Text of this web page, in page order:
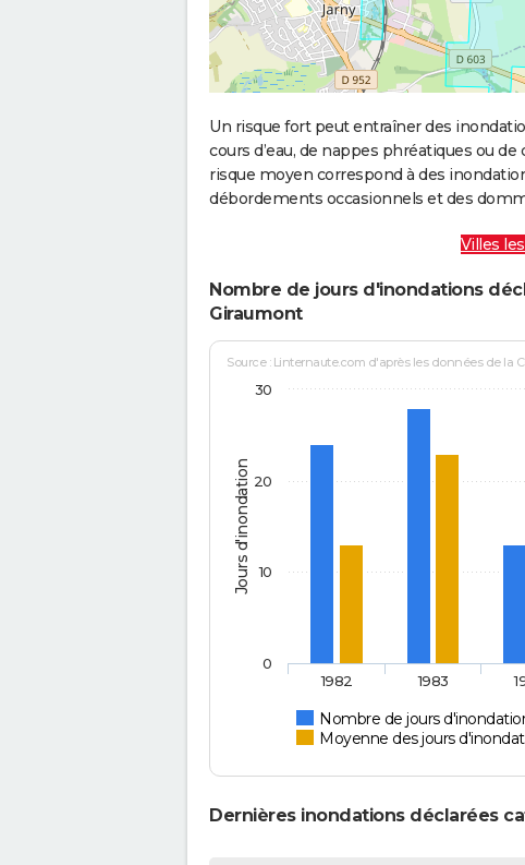
Un risque fort peut entraîner des
cours d’eau, de nappes phréatiques ou
risque moyen correspond à des
débordements occasionnels et des
Villes
Nombre de jours d'inondations
Giraumont
Jours d'inondation
Source : Linternaute.com d'après les données de la
Nombre de jours
Moyenne des jours
1982 1983
0
10
20
30
Dernières inondations déclarées